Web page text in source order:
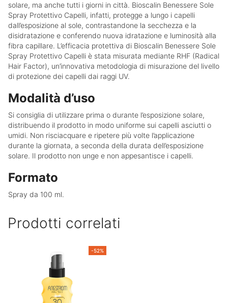
solare, ma anche tutti i giorni in città. Bioscalin Benessere Sole
Spray Protettivo Capelli, infatti, protegge a lungo i capelli
dall’esposizione al sole, contrastandone la secchezza e la
disidratazione e conferendo nuova idratazione e luminosità alla
fibra capillare. L’efficacia protettiva di Bioscalin Benessere Sole
Spray Protettivo Capelli è stata misurata mediante RHF (Radical
Hair Factor), un’innovativa metodologia di misurazione del livello
di protezione dei capelli dai raggi UV.
Modalità d’uso
Si consiglia di utilizzare prima o durante l’esposizione solare,
distribuendo il prodotto in modo uniforme sui capelli asciutti o
umidi. Non risciacquare e ripetere più volte l’applicazione
durante la giornata, a seconda della durata dell’esposizione
solare. Il prodotto non unge e non appesantisce i capelli.
Formato
Spray da 100 ml.
Prodotti correlati
-52%